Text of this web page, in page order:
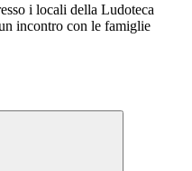
i locali della Ludoteca
incontro con le famiglie